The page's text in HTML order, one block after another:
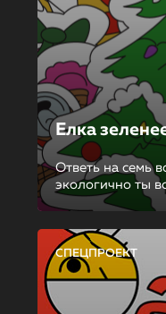
Елка
Ответь на семь
экологично ты
СПЕЦПРОЕКТ